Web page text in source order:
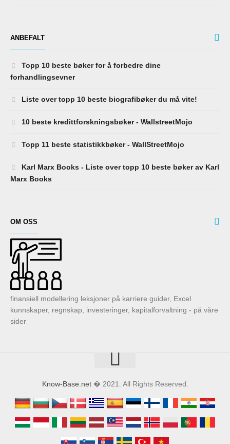
ANBEFALT
Topp 10 beste bøker for å forbedre dine
forhandlingsevner
Liste over topp 10 beste biografibøker du må vite!
10 beste kredittforskningsbøker - WallstreetMojo
Topp 11 beste statistikkbøker - WallStreetMojo
Karl Marx Books - Liste over topp 10 beste bøker av Karl
Marx Books
OM OSS
finansiell modellering leksjoner på karriere guider, Excel
kunnskaper, regnskap, investeringer, kapitalforvaltning - på våre
sider
Know-Base.net� 2021. All Rights Reserved.